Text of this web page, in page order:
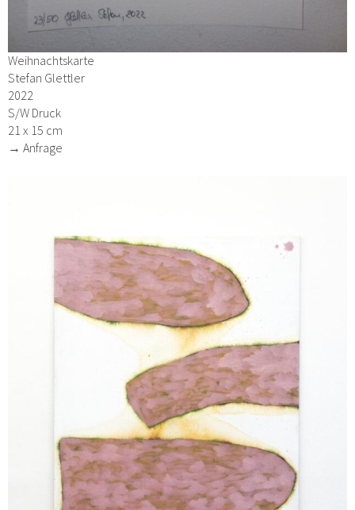
Weihnachtskarte
Stefan Glettler
2022
S/W Druck
21 x 15 cm
→ Anfrage